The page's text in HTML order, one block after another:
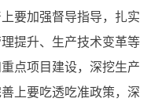
要加强督导指导，扎实
提升、生产技术变革等
点项目建设，深挖生产
上要吃透吃准政策，深